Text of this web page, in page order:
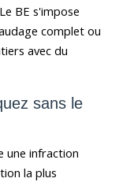
BE s'impose
complet ou
avec du
sans le
une infraction
la plus